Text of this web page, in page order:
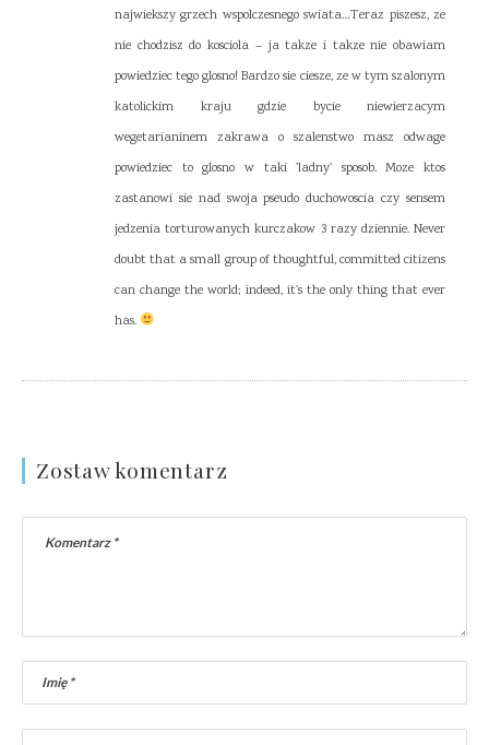
najwiekszy grzech wspolczesnego swiata…Teraz piszesz, ze
nie chodzisz do kosciola – ja takze i takze nie obawiam
powiedziec tego glosno! Bardzo sie ciesze, ze w tym szalonym
katolickim kraju gdzie bycie niewierzacym
wegetarianinem zakrawa o szalenstwo masz odwage
powiedziec to glosno w taki 'ladny' sposob. Moze ktos
zastanowi sie nad swoja pseudo duchowoscia czy sensem
jedzenia torturowanych kurczakow 3 razy dziennie. Never
doubt that a small group of thoughtful, committed citizens
can change the world; indeed, it's the only thing that ever
has.
Zostaw komentarz